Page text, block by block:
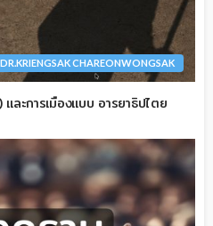
DR.KRIENGSAK CHAREONWONGSAK
ละการเมืองแบบ อารยาธิปไตย